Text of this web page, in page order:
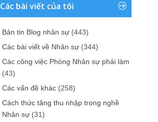
Các bài viết của tôi
Bản tin Blog nhân sự (443)
Các bài viết về Nhân sự (344)
Các công việc Phòng Nhân sự phải làm
(43)
Các vấn đề khác (258)
Cách thức tăng thu nhập trong nghề
Nhân sự (31)